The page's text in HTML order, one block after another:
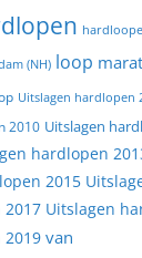
(NH) loop
Uitslagen hardlopen
2010 Uitslagen
hardlopen
2015
Uitslagen
van